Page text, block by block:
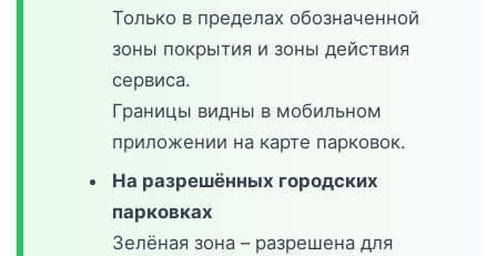
Только в пределах обозначенной
зоны покрытия и зоны действия
сервиса.
Границы видны в мобильном
приложении на карте парковок.
На разрешённых городских
парковках
Зелёная зона – разрешена для